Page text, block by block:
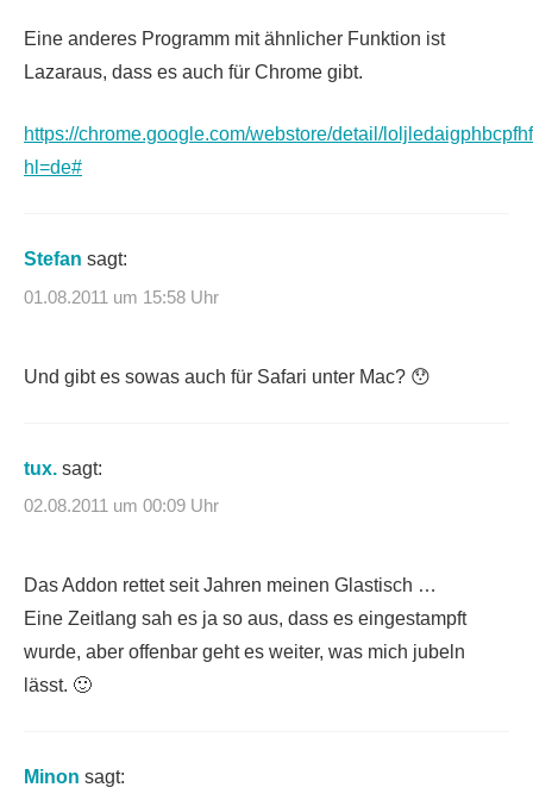
Eine anderes Programm mit ähnlicher Funktion ist
Lazaraus, dass es auch für Chrome gibt.
https://chrome.google.com/webstore/detail/
hl=de#
Stefan sagt:
01.08.2011 um 15:58 Uhr
Und gibt es sowas auch für Safari unter Mac? 😯
tux. sagt:
02.08.2011 um 00:09 Uhr
Das Addon rettet seit Jahren meinen Glastisch …
Eine Zeitlang sah es ja so aus, dass es eingestampft
wurde, aber offenbar geht es weiter, was mich jubeln
lässt. 🙂
Minon sagt: